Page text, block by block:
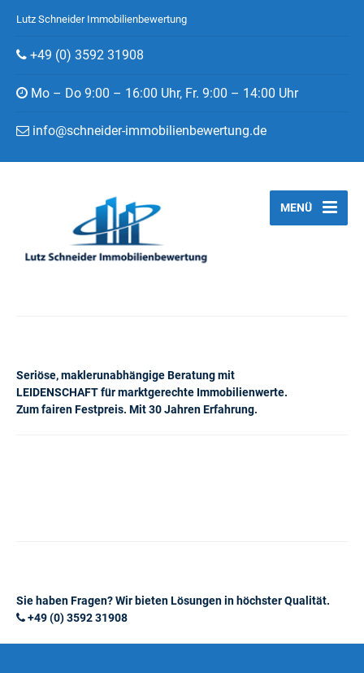
Lutz Schneider Immobilienbewertung
+49 (0) 3592 31908
Mo – Do 9:00 – 16:00 Uhr, Fr. 9:00 – 14:00 Uhr
info@schneider-immobilienbewertung.de
Seriöse, maklerunabhängige Beratung mit
LEIDENSCHAFT für marktgerechte Immobilienwerte.
Zum fairen Festpreis. Mit 30 Jahren Erfahrung.
MENÜ
Sie haben Fragen? Wir bieten Lösungen in höchster Qualität.
+49 (0) 3592 31908